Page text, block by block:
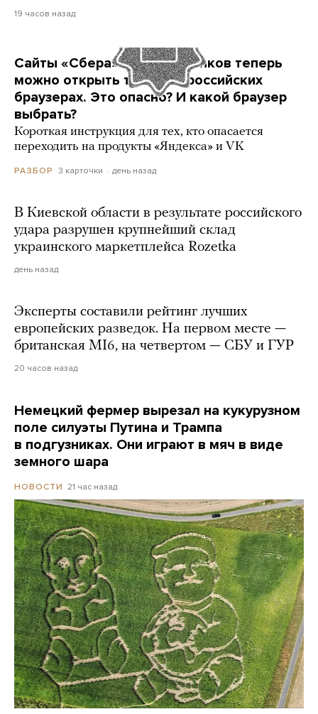
19 часов назад
Сайты «Сбера» и других банков теперь
можно открыть только в российских
браузерах. Это опасно? И какой браузер
выбрать?
Короткая инструкция для тех, кто опасается
переходить на продукты «Яндекса» и VK
РАЗБОР 3 карточки день назад
В Киевской области в результате российского
удара разрушен крупнейший склад
украинского маркетплейса Rozetka
день назад
Эксперты составили рейтинг лучших
европейских разведок. На первом месте —
британская MI6, на четвертом — СБУ и ГУР
20 часов назад
Немецкий фермер вырезал на кукурузном
поле силуэты Путина и Трампа
в подгузниках. Они играют в мяч в виде
земного шара
НОВОСТИ 21 час назад